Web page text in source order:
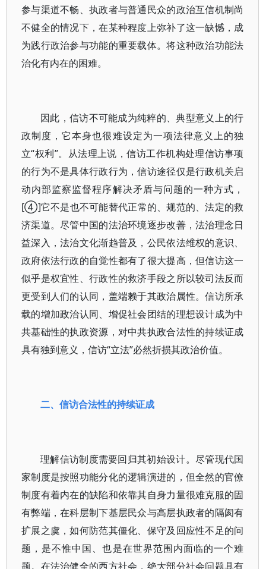
参与渠道不畅、执政者与普通民众的政治互信机制尚
不健全的情况下，在某种程度上弥补了这一缺憾，成
为践行政治参与功能的重要载体。将这种政治功能法
治化有内在的困难。
因此，信访不可能成为纯粹的、典型意义上的行
政制度，它本身也很难设定为一项法律意义上的独
立“权利”。从法理上说，信访工作机构处理信访事项
的行为不是具体行政行为，信访途径仅是行政机关启
动内部监察监督程序解决矛盾与问题的一种方式，
[④]它不是也不可能替代正常的、规范的、法定的救
济渠道。尽管中国的法治环境逐步改善，法治理念日
益深入，法治文化渐趋普及，公民依法维权的意识、
政府依法行政的自觉性都有了很大提高，但信访这一
似乎是权宜性、行政性的救济手段之所以较司法反而
更受到人们的认同，盖端赖于其政治属性。信访所承
载的增加政治认同、增促社会团结的理想设计成为中
共基础性的执政资源，对中共执政合法性的持续证成
具有独到意义，信访“立法”必然折损其政治价值。
二、信访合法性的持续证成
理解信访制度需要回归其初始设计。尽管现代国
家制度是按照功能分化的逻辑演进的，但全然的官僚
制度有着内在的缺陷和依靠其自身力量很难克服的固
有弊端，在科层制下基层民众与高层执政者的隔阂有
扩展之虞，如何防范其僵化、保守及回应性不足的问
题，是不惟中国、也是在世界范围内面临的一个难
题。在法治健全的西方社会，绝大部分社会问题具有